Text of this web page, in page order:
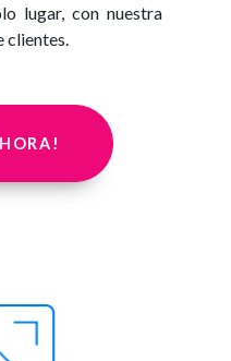
lugar, con nuestra
clientes.